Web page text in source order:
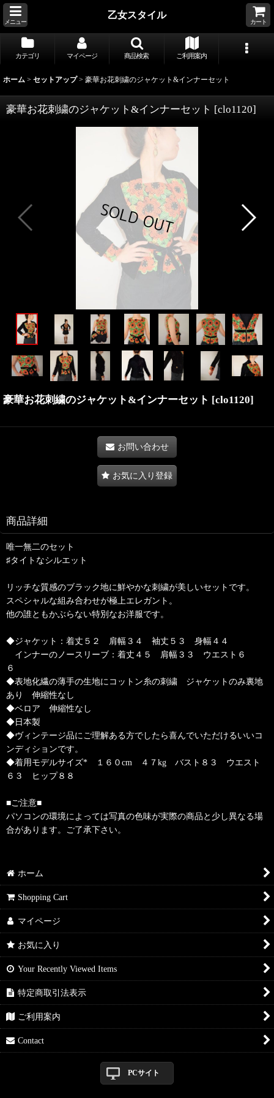
メニュー
乙女スタイル
カート
カテゴリ マイページ 商品検索 ご利用案内
ホーム > セットアップ > 豪華お花刺繍のジャケット&インナーセット
豪華お花刺繍のジャケット&インナーセット [clo1120]
豪華お花刺繍のジャケット&インナーセット [clo1120]
お問い合わせ
お気に入り登録
商品詳細
唯一無二のセット
♯タイトなシルエット
リッチな質感のブラック地に鮮やかな刺繍が美しいセットです。
スペシャルな組み合わせが極上エレガント。
他の誰ともかぶらない特別なお洋服です。
◆ジャケット：着丈５２ 肩幅３４ 袖丈５３ 身幅４４
インナーのノースリーブ：着丈４５ 肩幅３３ ウエスト６
６
◆表地化繊の薄手の生地にコットン糸の刺繍 ジャケットのみ裏地
あり 伸縮性なし
◆ベロア 伸縮性なし
◆日本製
◆ヴィンテージ品にご理解ある方でしたら喜んでいただけるいいコ
ンディションです。
◆着用モデルサイズ* １６０cm ４７kg バスト８３ ウエスト
６３ ヒップ８８
■ご注意■
パソコンの環境によっては写真の色味が実際の商品と少し異なる場
合があります。ご了承下さい。
ホーム
Shopping Cart
マイページ
お気に入り
Your Recently Viewed Items
特定商取引法表示
ご利用案内
Contact
PCサイト